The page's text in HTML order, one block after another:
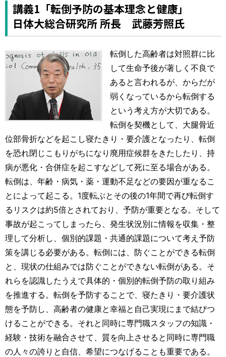
講義1「転倒予防の基本理念と健康」
日体大総合研究所 所長 武藤芳照氏
転倒した高齢者は対照群に比
して生命予後が著しく不良で
あると言われるが、からだが
弱くなっているから転倒する
という考え方が大切である。
転倒を契機として、大腿骨近
位部骨折などを起こし寝たきり・要介護となったり、転倒
を恐れ閉じこもりがちになり廃用症候群をきたしたり、持
病が悪化・合併症を起こすなどして死に至る場合がある。
転倒は、年齢・病気・薬・運動不足などの要因が重なるこ
とによって起こる。1度転ぶとその後の1年間で再び転倒す
るリスクは約5倍とされており、予防が重要となる。そして
事故が起こってしまったら、発生状況別に情報を収集・整
理して分析し、個別的課題・共通的課題について考え予防
策を講じる必要がある。転倒には、防ぐことができる転倒
と、現状の仕組みでは防ぐことができない転倒がある。そ
れらを認識したうえで具体的・個別的転倒予防の取り組み
を推進する。転倒を予防することで、寝たきり・要介護状
態を予防し、高齢者の健康と幸福と自己実現にまで結びつ
けることができる。それと同時に専門職スタッフの知識・
経験・技術を融合させて、質を向上させると同時に専門職
の人々の誇りと自信、希望につなげることも重要である。